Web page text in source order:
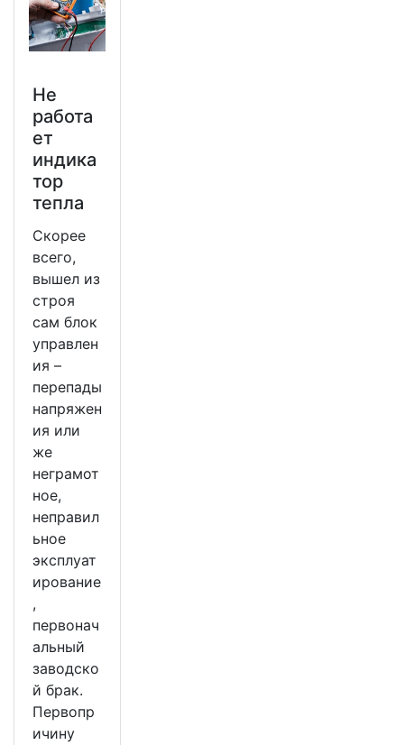
Не
работа
ет
индика
тор
тепла
Скорее
всего,
вышел из
строя
сам блок
управлен
ия –
перепады
напряжен
ия или
же
неграмот
ное,
неправил
ьное
эксплуат
ирование
,
первонач
альный
заводско
й брак.
Первопр
ичину